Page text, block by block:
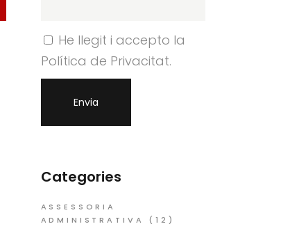
He llegit i accepto la
Política de Privacitat.
Categories
ASSESSORIA
ADMINISTRATIVA
(12)